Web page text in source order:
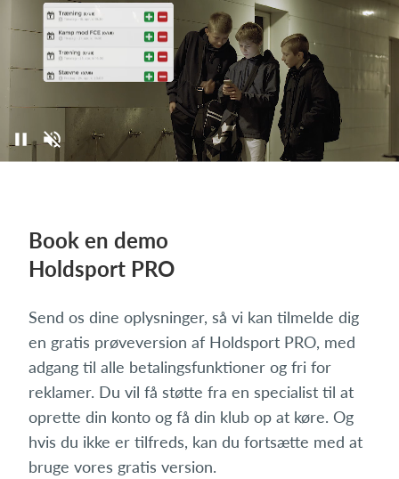
Book en demo
Holdsport PRO
Send os dine oplysninger, så vi kan tilmelde dig
en gratis prøveversion af Holdsport PRO, med
adgang til alle betalingsfunktioner og fri for
reklamer. Du vil få støtte fra en specialist til at
oprette din konto og få din klub op at køre. Og
hvis du ikke er tilfreds, kan du fortsætte med at
bruge vores gratis version.